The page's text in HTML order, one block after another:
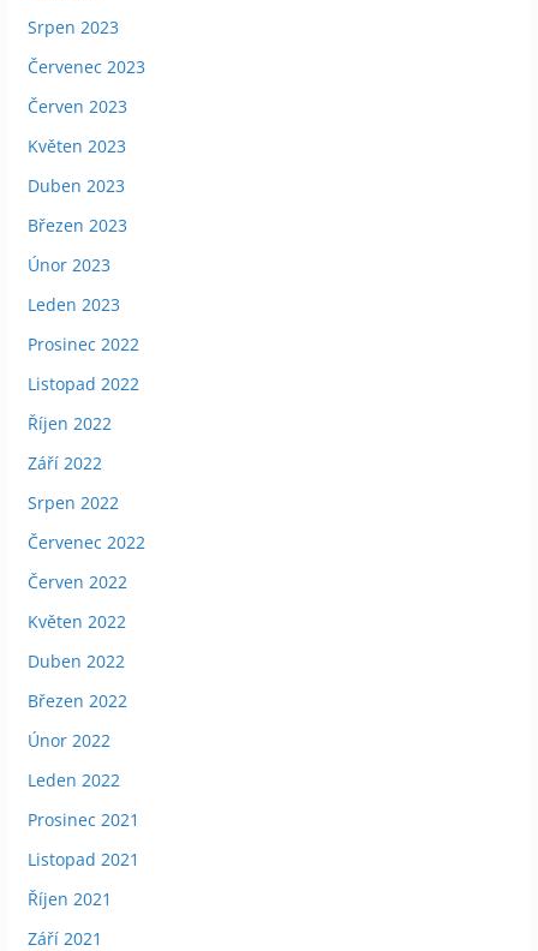
Srpen 2023
Červenec 2023
Červen 2023
Květen 2023
Duben 2023
Březen 2023
Únor 2023
Leden 2023
Prosinec 2022
Listopad 2022
Říjen 2022
Září 2022
Srpen 2022
Červenec 2022
Červen 2022
Květen 2022
Duben 2022
Březen 2022
Únor 2022
Leden 2022
Prosinec 2021
Listopad 2021
Říjen 2021
Září 2021